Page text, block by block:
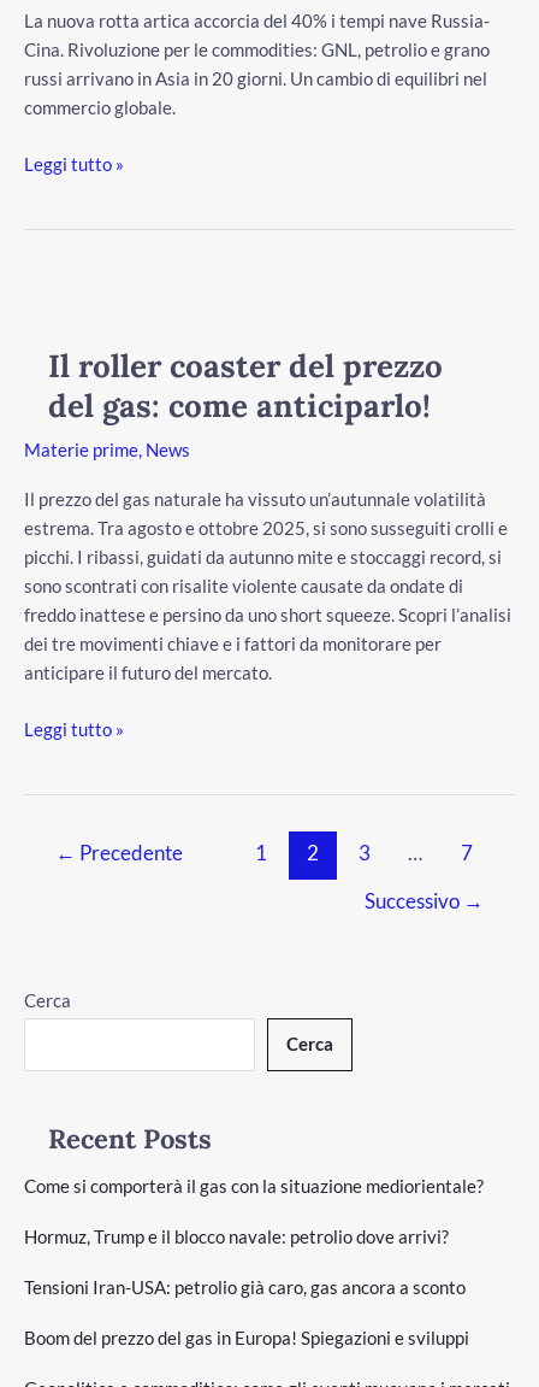
La nuova rotta artica accorcia del 40% i tempi nave Russia-
Cina. Rivoluzione per le commodities: GNL, petrolio e grano
russi arrivano in Asia in 20 giorni. Un cambio di equilibri nel
commercio globale.
il
mercato?
Leggi tutto »
Il roller coaster del prezzo
del gas: come anticiparlo!
Materie prime, News
Il prezzo del gas naturale ha vissuto un’autunnale volatilità
estrema. Tra agosto e ottobre 2025, si sono susseguiti crolli e
picchi. I ribassi, guidati da autunno mite e stoccaggi record, si
sono scontrati con risalite violente causate da ondate di
freddo inattese e persino da uno short squeeze. Scopri l’analisi
dei tre movimenti chiave e i fattori da monitorare per
anticipare il futuro del mercato.
prezzo
gas:
come
anticiparlo!
Leggi tutto »
← Precedente 1 2 3 …
7
Successivo →
Cerca
Cerca
Recent Posts
Come si comporterà il gas con la situazione mediorientale?
Hormuz, Trump e il blocco navale: petrolio dove arrivi?
Tensioni Iran-USA: petrolio già caro, gas ancora a sconto
Boom del prezzo del gas in Europa! Spiegazioni e sviluppi